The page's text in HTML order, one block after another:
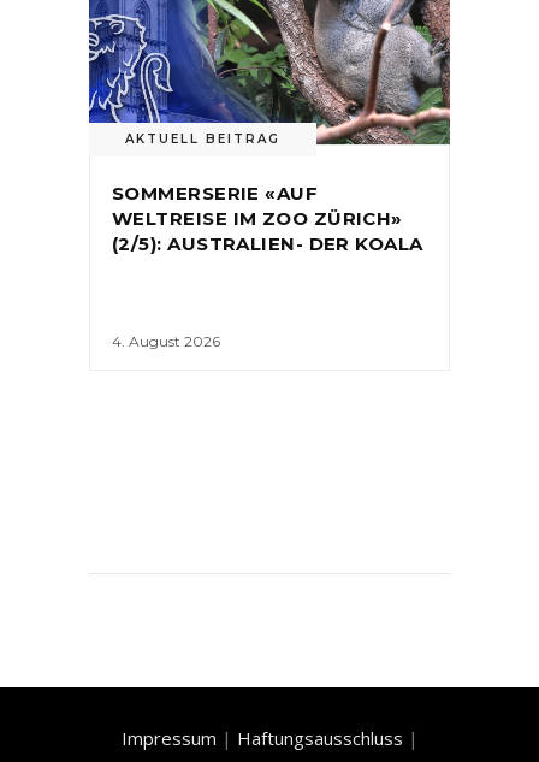
AKTUELL BEITRAG
SOMMERSERIE «AUF
WELTREISE IM ZOO ZÜRICH»
(2/5): AUSTRALIEN- DER KOALA
4. August 2026
Impressum | Haftungsausschluss |